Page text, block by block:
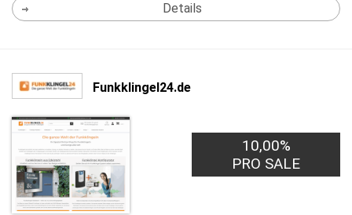
Details
Funkklingel24.de
10,00%
PRO SALE